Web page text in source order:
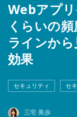
Webアプ
くらいの
ラインか
効果
セキュリティ セ
三宅 美歩